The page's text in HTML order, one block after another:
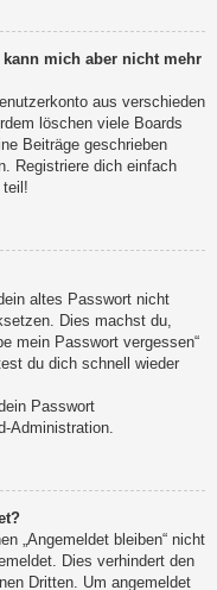
mich aber nicht mehr
aus verschieden
löschen viele Boards
Beiträge geschrieben
Registriere dich einfach
teil!
altes Passwort nicht
Dies machst du,
mein Passwort vergessen“
du dich schnell wieder
Passwort
Administration.
„Angemeldet bleiben“ nicht
Dies verhindert den
Dritten. Um angemeldet